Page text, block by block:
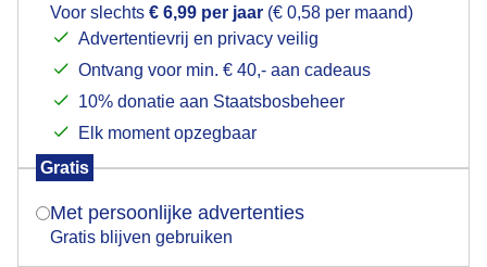
Voor slechts € 6,99 per jaar (€ 0,58 per maand)
Advertentievrij en privacy veilig
Ontvang voor min. € 40,- aan cadeaus
10% donatie aan Staatsbosbeheer
Elk moment opzegbaar
Gratis
Met persoonlijke advertenties
Gratis blijven gebruiken
Indien je hier nog geen akkoord op hebt gegeven,
verschijnt er zo een pop-up uit je browser waarin
Is goed, toon de popup